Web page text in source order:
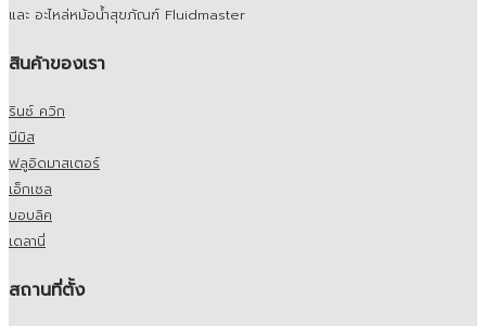
และ อะไหล่หม้อน้ำสุขภัณฑ์ Fluidmaster
สินค้าของเรา
รินซ์ ควิก
บีมิส
ฟลูอิดมาสเตอร์
เอ็กเซล
บอบลิค
เดลานี่
สถานที่ตั้ง